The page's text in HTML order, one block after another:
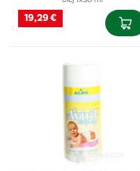
19,29 €